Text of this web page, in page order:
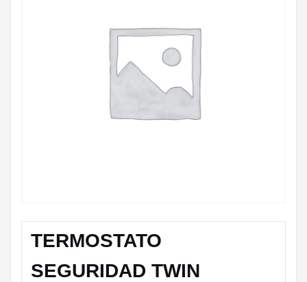
TERMOSTATO
SEGURIDAD TWIN